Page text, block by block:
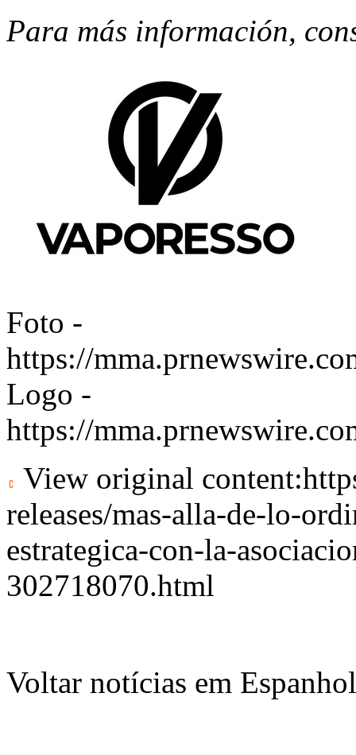
Para más información,
Foto -
https://
Logo -
https://
View original content:
releases/mas-alla-de-lo-
estrategica-con-la-
302718070.html
Voltar notícias em Espanhol